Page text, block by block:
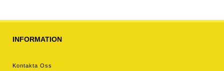
INFORMATION
Kontakta Oss